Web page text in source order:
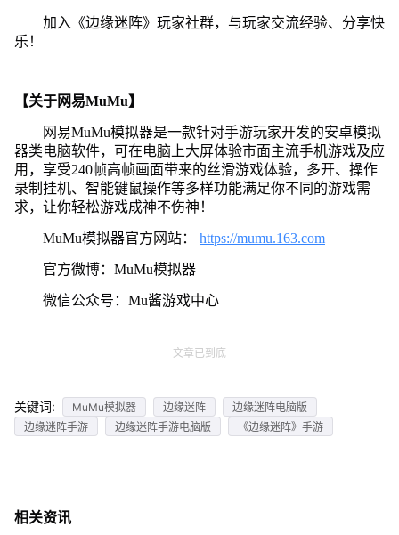
加入《边缘迷阵》玩家社群，与玩家交流经验、分享快
乐！
【关于网易MuMu】
网易MuMu模拟器是一款针对手游玩家开发的安卓模拟
器类电脑软件，可在电脑上大屏体验市面主流手机游戏及应
用，享受240帧高帧画面带来的丝滑游戏体验，多开、操作
录制挂机、智能键鼠操作等多样功能满足你不同的游戏需
求，让你轻松游戏成神不伤神！
MuMu模拟器官方网站： https://mumu.163.com
官方微博：MuMu模拟器
微信公众号：Mu酱游戏中心
文章已到底
关键词: MuMu模拟器 边缘迷阵
边缘迷阵电脑版
边缘迷阵手游
边缘迷阵手游电脑版 《边缘迷阵》手游
相关资讯